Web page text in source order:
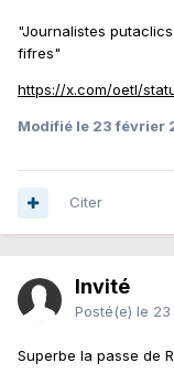
"Journalistes
fifres"
https://x.com/oetl/
Modifié le 23 février
Citer
Invité
Posté(e) le
Superbe la passe de